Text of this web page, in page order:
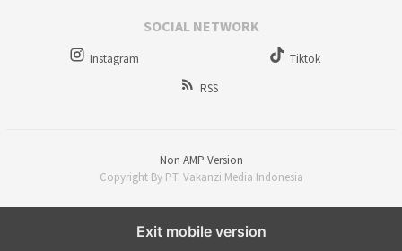
SOCIAL NETWORK
Instagram
Tiktok
RSS
Non AMP Version
Copyright By PT. Vakanzi Media Indonesia
Exit mobile version